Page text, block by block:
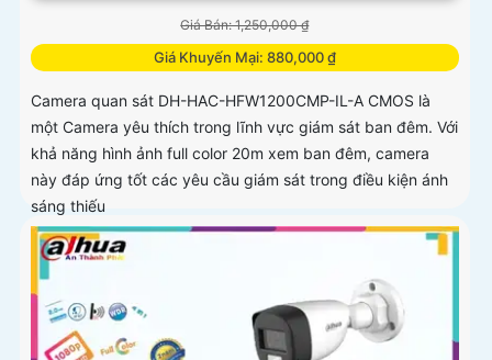
Giá Bán: 1,250,000 ₫
Giá Khuyến Mại: 880,000 ₫
Camera quan sát DH-HAC-HFW1200CMP-IL-A CMOS là
một Camera yêu thích trong lĩnh vực giám sát ban đêm. Với
khả năng hình ảnh full color 20m xem ban đêm, camera
này đáp ứng tốt các yêu cầu giám sát trong điều kiện ánh
sáng thiếu